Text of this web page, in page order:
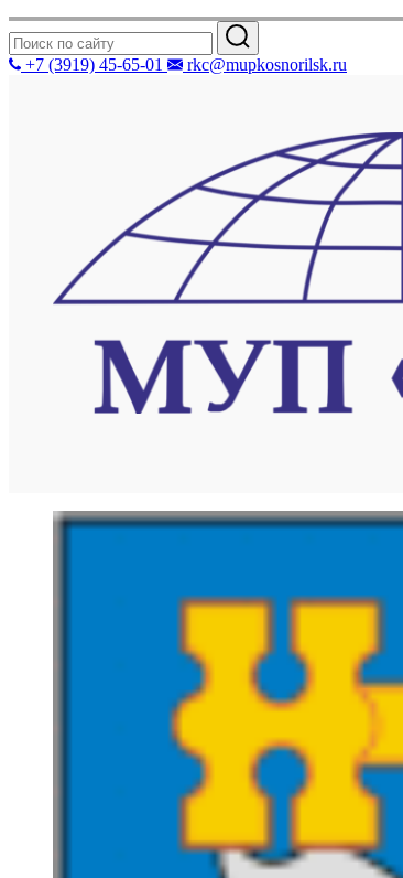
+7 (3919) 45-65-01 rkc@mupkosnorilsk.ru